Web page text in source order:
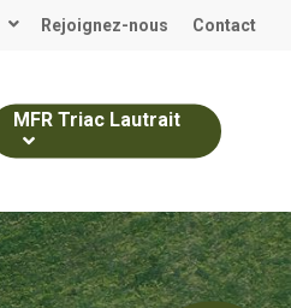
Rejoignez-nous Contact
MFR Triac Lautrait